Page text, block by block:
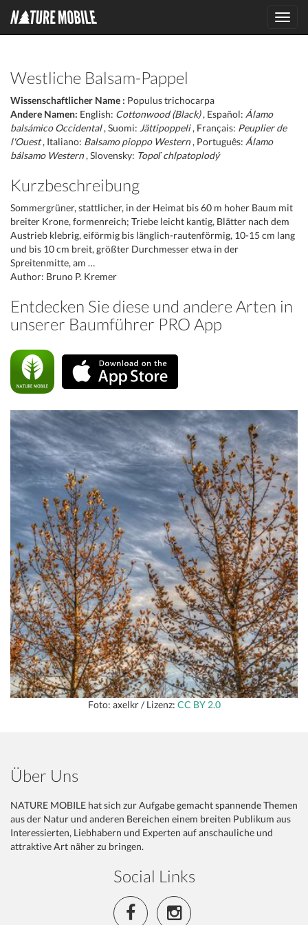
Westliche Balsam-Pappel
Wissenschaftlicher Name : Populus trichocarpa
Andere Namen: English: Cottonwood (Black), Español: Álamo
balsámico Occidental, Suomi: Jättipoppeli, Français: Peuplier de
l'Ouest, Italiano: Balsamo pioppo Western, Português: Álamo
bálsamo Western, Slovensky: Topoľ chlpatoplodý
Kurzbeschreibung
Sommergrüner, stattlicher, in der Heimat bis 60 m hoher Baum mit
breiter Krone, formenreich; Triebe leicht kantig, Blätter nach dem
Austrieb klebrig, eiförmig bis länglich-rautenförmig, 10-15 cm lang
und bis 10 cm breit, größter Durchmesser etwa in der
Spreitenmitte, am …
Author: Bruno P. Kremer
Entdecken Sie diese und andere Arten in
unserer Baumführer PRO App
Foto: axelkr / Lizenz: CC BY 2.0
Über Uns
NATURE MOBILE hat sich zur Aufgabe gemacht spannende Themen
aus der Natur und anderen Bereichen einem breiten Publikum aus
Interessierten, Liebhabern und Experten auf anschauliche und
attraktive Art näher zu bringen.
Social Links